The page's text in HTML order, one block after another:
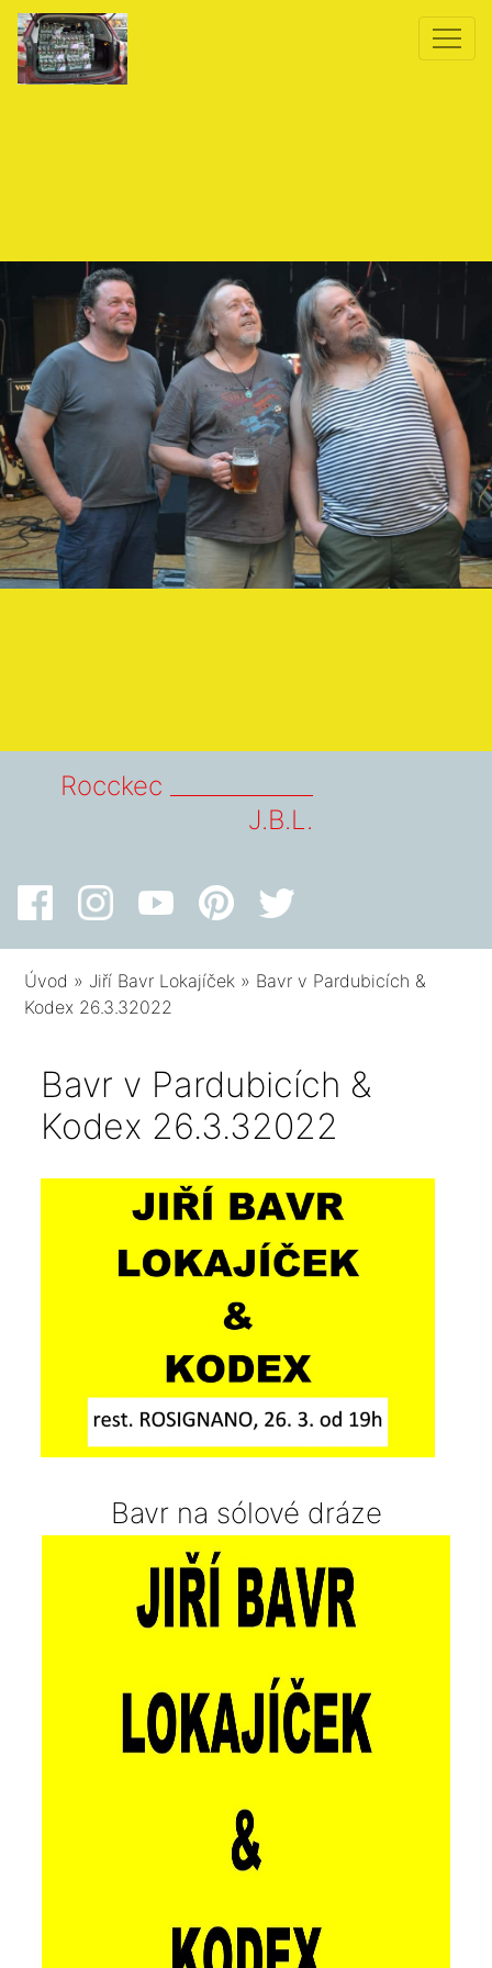
Rocckec _____________
J.B.L.
Úvod » Jiří Bavr Lokajíček » Bavr v Pardubicích &
Kodex 26.3.32022
Bavr v Pardubicích &
Kodex 26.3.32022
Bavr na sólové dráze